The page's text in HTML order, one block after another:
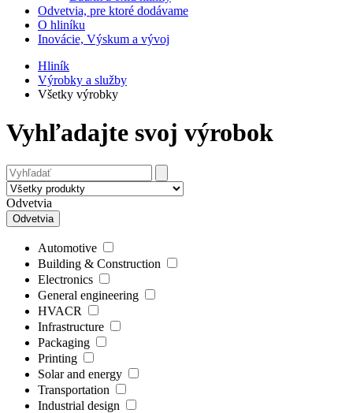
Odvetvia, pre ktoré dodávame
O hliníku
Inovácie, Výskum a vývoj
Hliník
Výrobky a služby
Všetky výrobky
Vyhľadajte svoj výrobok
Odvetvia
Odvetvia
Automotive
Building & Construction
Electronics
General engineering
HVACR
Infrastructure
Packaging
Printing
Solar and energy
Transportation
Industrial design